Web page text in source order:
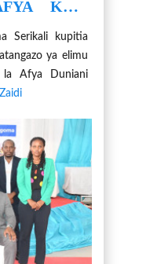
KWA
Serikali kupitia
ya elimu
Afya Duniani